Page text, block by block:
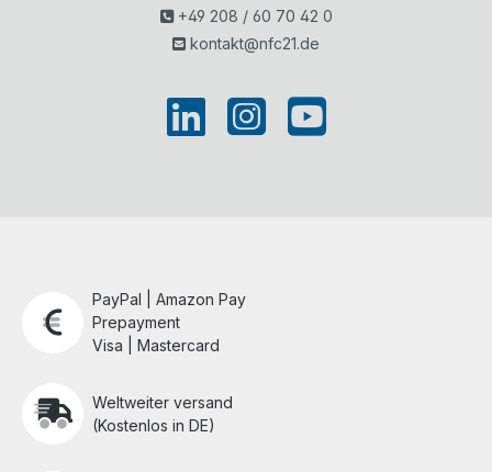
+49 208 / 60 70 42 0
kontakt@nfc21.de
PayPal | Amazon Pay
Prepayment
Visa | Mastercard
Weltweiter versand
(Kostenlos in DE)